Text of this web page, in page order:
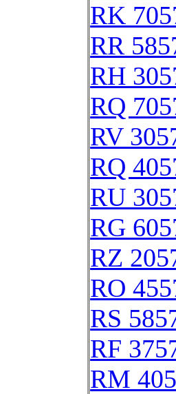
RK
RR
RH
RQ
RV
RQ
RU
RG
RZ
RO
RS
RF
RM